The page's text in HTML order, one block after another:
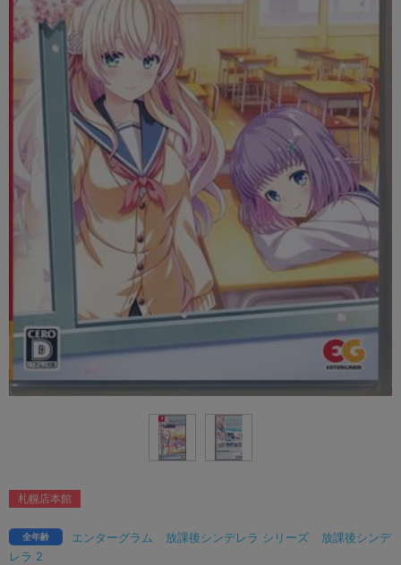
エンターグラム 放課後シンデレラ シリーズ
放課後シンデ
レラ 2
全年齢
札幌店本館